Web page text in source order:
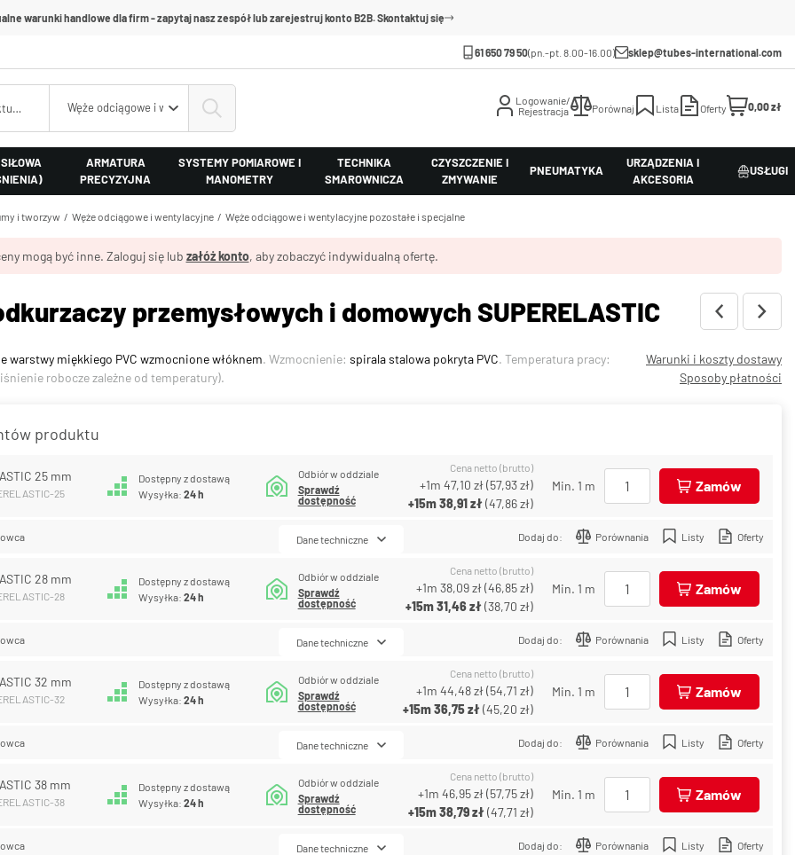
warunki handlowe dla firm - zapytaj nasz zespół lub zarejestruj konto B2B. Skontaktuj się
61 650 79 50(pn.-pt. 8.00-16.00) sklep@tubes-international.com
Węże odciągowe i wentylacyjne pozostałe i specjalne
Logowanie/
Rejestracja
Porównaj Lista Oferty 0,00 zł
ARMATURA
PRECYZYJNA
SYSTEMY POMIAROWE I
MANOMETRY
TECHNIKA
SMAROWNICZA
CZYSZCZENIE I
ZMYWANIE
PNEUMATYKA
URZĄDZENIA I
AKCESORIA
USŁUGI
i tworzyw Węże odciągowe i wentylacyjne Węże odciągowe i wentylacyjne pozostałe i specjalne
mogą być inne. Zaloguj się lub załóż konto, aby zobaczyć indywidualną ofertę.
przemysłowych i domowych SUPERELASTIC
warstwy miękkiego PVC wzmocnione włóknem. Wzmocnienie: spirala stalowa pokryta PVC. Temperatura pracy:
robocze zależne od temperatury).
Warunki i koszty dostawy
Sposoby płatności
produktu
25 mm
25
Dostępny z dostawą
Wysyłka:24 h
Odbiór w oddziale
Sprawdź
dostępność
Cena netto (brutto)
+1m 47,10 zł(57,93 zł)
+15m38,91 zł(47,86 zł)
Min. 1 m Zamów
Dodaj do: Porównania Listy Oferty
Dane techniczne
28 mm
28
Dostępny z dostawą
Wysyłka:24 h
Odbiór w oddziale
Sprawdź
dostępność
Cena netto (brutto)
+1m 38,09 zł(46,85 zł)
+15m31,46 zł(38,70 zł)
Min. 1 m Zamów
Dodaj do: Porównania Listy Oferty
Dane techniczne
32 mm
32
Dostępny z dostawą
Wysyłka:24 h
Odbiór w oddziale
Sprawdź
dostępność
Cena netto (brutto)
+1m 44,48 zł(54,71 zł)
+15m36,75 zł(45,20 zł)
Min. 1 m Zamów
Dodaj do: Porównania Listy Oferty
Dane techniczne
38 mm
38
Dostępny z dostawą
Wysyłka:24 h
Odbiór w oddziale
Sprawdź
dostępność
Cena netto (brutto)
+1m 46,95 zł(57,75 zł)
+15m38,79 zł(47,71 zł)
Min. 1 m Zamów
Dodaj do: Porównania Listy Oferty
Dane techniczne